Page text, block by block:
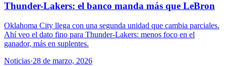
Thunder-Lakers: el banco manda más que LeBron
Oklahoma City llega con una segunda unidad que cambia parciales.
Ahí veo el dato fino para Thunder-Lakers: menos foco en el
ganador, más en suplentes.
Noticias·28 de marzo, 2026